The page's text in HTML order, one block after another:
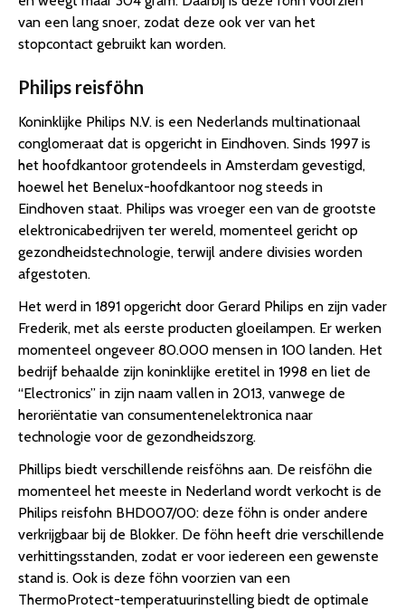
van een lang snoer, zodat deze ook ver van het
stopcontact gebruikt kan worden.
Philips reisföhn
Koninklijke Philips N.V. is een Nederlands multinationaal
conglomeraat dat is opgericht in Eindhoven. Sinds 1997 is
het hoofdkantoor grotendeels in Amsterdam gevestigd,
hoewel het Benelux-hoofdkantoor nog steeds in
Eindhoven staat. Philips was vroeger een van de grootste
elektronicabedrijven ter wereld, momenteel gericht op
gezondheidstechnologie, terwijl andere divisies worden
afgestoten.
Het werd in 1891 opgericht door Gerard Philips en zijn vader
Frederik, met als eerste producten gloeilampen. Er werken
momenteel ongeveer 80.000 mensen in 100 landen. Het
bedrijf behaalde zijn koninklijke eretitel in 1998 en liet de
“Electronics” in zijn naam vallen in 2013, vanwege de
heroriëntatie van consumentenelektronica naar
technologie voor de gezondheidszorg.
Phillips biedt verschillende reisföhns aan. De reisföhn die
momenteel het meeste in Nederland wordt verkocht is de
Philips reisfohn BHD007/00: deze föhn is onder andere
verkrijgbaar bij de Blokker. De föhn heeft drie verschillende
verhittingsstanden, zodat er voor iedereen een gewenste
stand is. Ook is deze föhn voorzien van een
ThermoProtect-temperatuurinstelling biedt de optimale